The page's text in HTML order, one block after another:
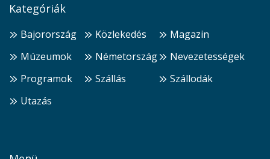
Kategóriák
Bajorország Közlekedés
Magazin
Múzeumok
Németország
Nevezetességek
Programok
Szállás
Szállodák
Utazás